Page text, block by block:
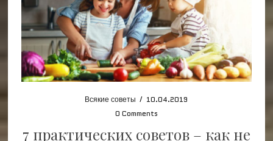
Всякие советы / 10.04.2019
0 Comments
7 практических советов – как не